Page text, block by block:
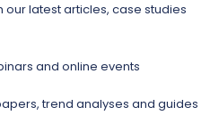
our latest articles, case studies
and online events
trend analyses and guides